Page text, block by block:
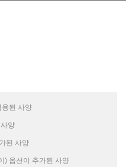
용된 사양
양
된 사양
) 옵션이 추가된 사양